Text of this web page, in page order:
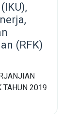
(RFK)
TAHUN 2019